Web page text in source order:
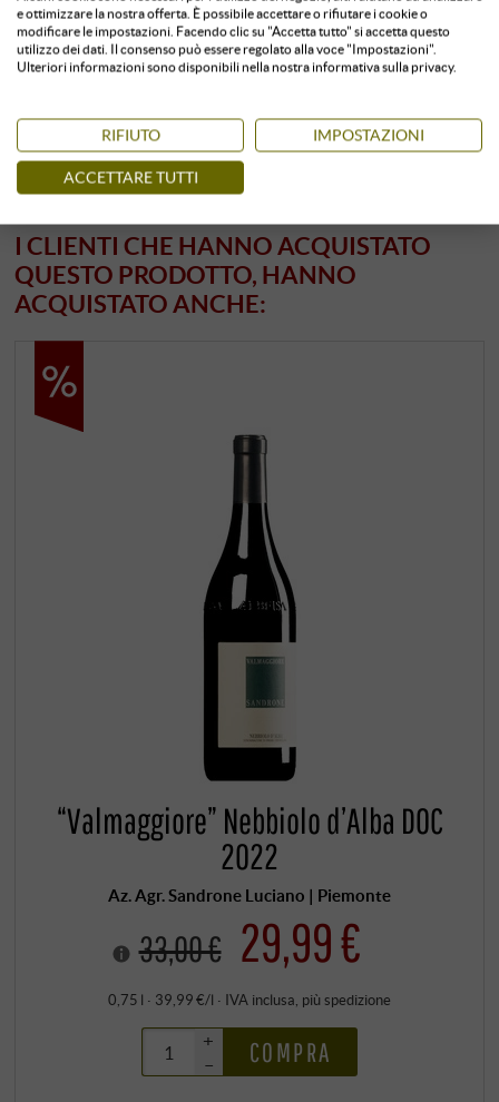
Conservato in ambiente climatizzato 11 unitàdisponibile
I CLIENTI CHE HANNO ACQUISTATO
QUESTO PRODOTTO, HANNO
ACQUISTATO ANCHE:
“Valmaggiore” Nebbiolo d’Alba DOC
2022
Az. Agr. Sandrone Luciano | Piemonte
33,00 € 29,99 €
0,75 l · 39,99 €/l · IVA inclusa, più spedizione
+
–
COMPRA
e ottimizzare la nostra offerta. È possibile accettare o rifiutare i cookie o
modificare le impostazioni. Facendo clic su "Accetta tutto" si accetta questo
utilizzo dei dati. Il consenso può essere regolato alla voce "Impostazioni".
Ulteriori informazioni sono disponibili nella nostra informativa sulla privacy.
RIFIUTO IMPOSTAZIONI
ACCETTARE TUTTI